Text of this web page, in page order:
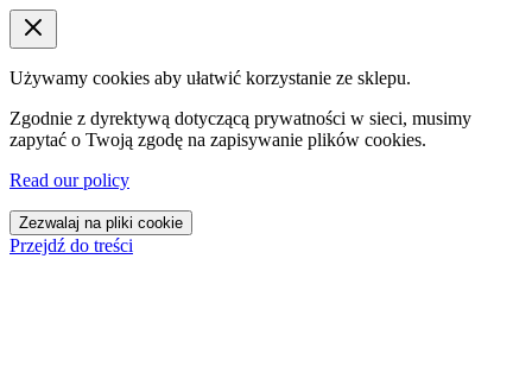
Używamy cookies aby ułatwić korzystanie ze sklepu.
Zgodnie z dyrektywą dotyczącą prywatności w sieci, musimy
zapytać o Twoją zgodę na zapisywanie plików cookies.
Read our policy
Zezwalaj na pliki cookie
Przejdź do treści